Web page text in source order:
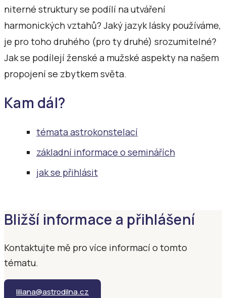
niterné struktury se podílí na utváření
harmonických vztahů? Jaký jazyk lásky používáme,
je pro toho druhého (pro ty druhé) srozumitelné?
Jak se podílejí ženské a mužské aspekty na našem
propojení se zbytkem světa.
Kam dál?
témata astrokonstelací
základní informace o seminářích
jak se přihlásit
Bližší informace a přihlášení
Kontaktujte mě pro více informací o tomto
tématu.
liliana@astrodilna.cz